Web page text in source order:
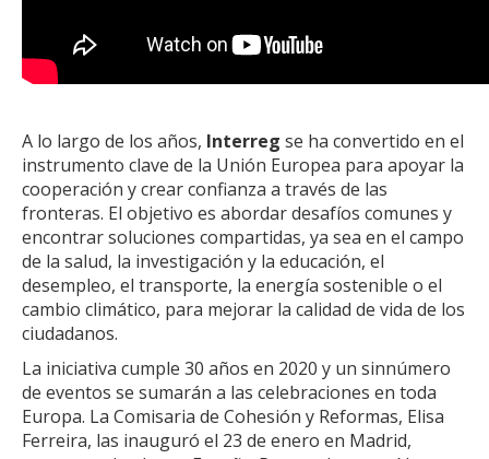
A lo largo de los años, Interreg se ha convertido en el
instrumento clave de la Unión Europea para apoyar la
cooperación y crear confianza a través de las
fronteras. El objetivo es abordar desafíos comunes y
encontrar soluciones compartidas, ya sea en el campo
de la salud, la investigación y la educación, el
desempleo, el transporte, la energía sostenible o el
cambio climático, para mejorar la calidad de vida de los
ciudadanos.
La iniciativa cumple 30 años en 2020 y un sinnúmero
de eventos se sumarán a las celebraciones en toda
Europa. La Comisaria de Cohesión y Reformas, Elisa
Ferreira, las inauguró el 23 de enero en Madrid,